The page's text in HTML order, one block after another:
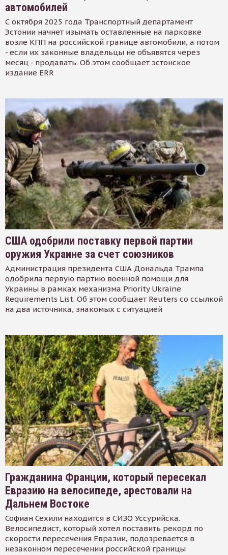
автомобилей
С октября 2025 года Транспортный департамент
Эстонии начнет изымать оставленные на парковке
возле КПП на российской границе автомобили, а потом
- если их законные владельцы не объявятся через
месяц - продавать. Об этом сообщает эстонское
издание ERR
США одобрили поставку первой партии
оружия Украине за счет союзников
Администрация президента США Дональда Трампа
одобрила первую партию военной помощи для
Украины в рамках механизма Priority Ukraine
Requirements List. Об этом сообщает Reuters со ссылкой
на два источника, знакомых с ситуацией
Гражданина Франции, который пересекал
Евразию на велосипеде, арестовали на
Дальнем Востоке
Софиан Сехили находится в СИЗО Уссурийска.
Велосипедист, который хотел поставить рекорд по
скорости пересечения Евразии, подозревается в
незаконном пересечении российской границы